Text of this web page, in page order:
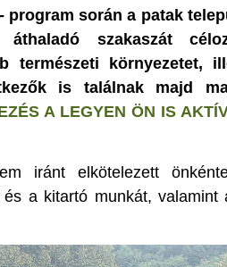
program során a patak
áthaladó szakaszát
természeti környezetet,
is találnak majd
A LEGYEN ÖN IS
iránt elkötelezett
a kitartó munkát, valamint